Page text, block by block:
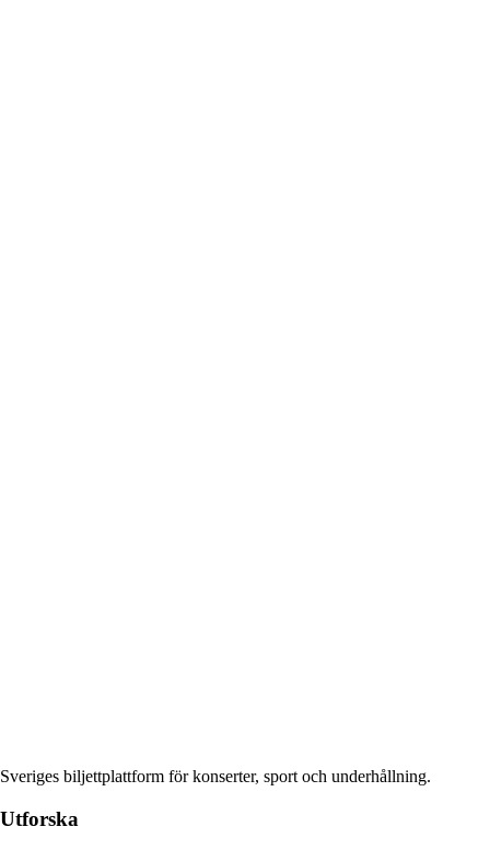
Sveriges biljettplattform för konserter, sport och underhållning.
Utforska